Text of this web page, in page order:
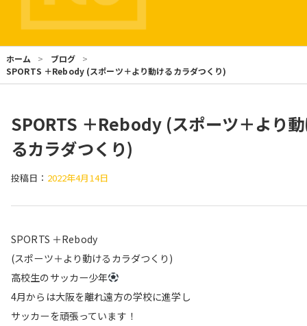
ホーム
ブログ
SPORTS ＋Rebody (スポーツ＋より動けるカラダつくり)
SPORTS ＋Rebody (スポーツ＋より
るカラダつくり)
投稿日： 2022年4月14日
SPORTS ＋Rebody
(スポーツ＋より動けるカラダつくり)
高校生のサッカー少年
4月からは大阪を離れ遠方の学校に進学し
サッカーを頑張っています！